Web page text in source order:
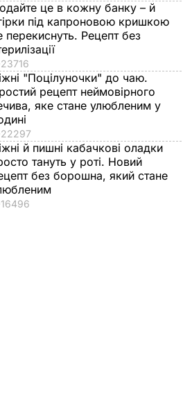
це в кожну банку – й
під капроновою кришкою
перекиснуть. Рецепт без
23716
"Поцілуночки" до чаю.
рецепт неймовірного
яке стане улюбленим у
22297
й пишні кабачкові оладки
тануть у роті. Новий
без борошна, який стане
16496